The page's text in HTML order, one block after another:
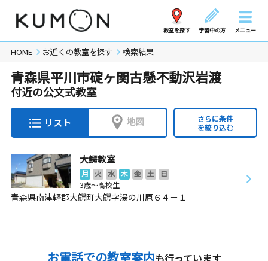
教室を探す 学習中の方 メニュー
HOME お近くの教室を探す 検索結果
青森県平川市碇ヶ関古懸不動沢岩渡
付近の公文式教室
リスト 地図
さらに条件
を絞り込む
大鰐教室
月 火 水 木 金 土
日
3歳～高校生
青森県南津軽郡大鰐町大鰐字湯の川原６４－１
お電話での教室案内も行っています